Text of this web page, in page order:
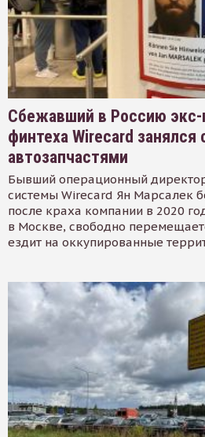
Сбежавший в Россию экс-
финтеха Wirecard занялся
автозапчастями
Бывший операционный
системы Wirecard Ян Марсалек
после краха компании в 2020
в Москве, свободно
ездит на оккупированные